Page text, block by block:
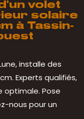
volet
solaire
à Tassin-
installe des
Experts qualifiés,
optimale. Pose
nous pour un